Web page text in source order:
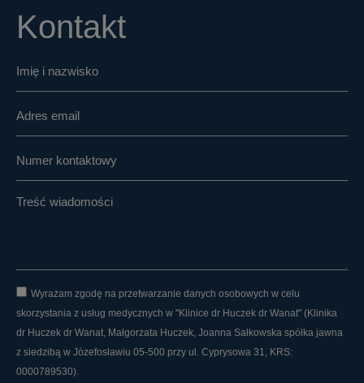
Kontakt
Wyrażam zgodę na przetwarzanie danych osobowych w celu
skorzystania z usług medycznych w "Klinice dr Huczek dr Wanat" (Klinika
dr Huczek dr Wanat, Małgorzata Huczek, Joanna Sałkowska spółka jawna
z siedzibą w Józefosławiu 05-500 przy ul. Cyprysowa 31, KRS:
0000789530).